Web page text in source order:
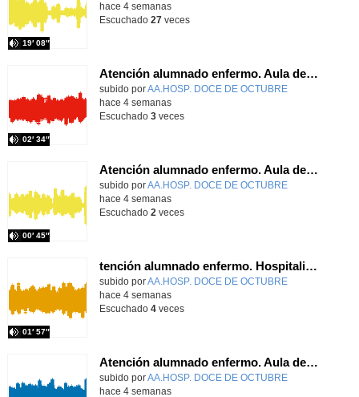
19′ 08″
hace 4 semanas
Escuchado 27veces
Atención alumnado enfermo. Aula dentro del hospital. Sara Martín Fernández.
Contenido educativo.
subido porAA.HOSP. DOCE DE OCTUBRE
02′ 34″
-
hace 4 semanas
Escuchado 3veces
Atención alumnado enfermo. Aula dentro del hospital. Rosa María Poza Hervás
Contenido educativo.
subido porAA.HOSP. DOCE DE OCTUBRE
00′ 45″
-
hace 4 semanas
Escuchado 2 veces
tención alumnado enfermo. Hospitalización Psiquiátrica. María del Carmen Sanz Segura
Contenido educativo.
subido porAA.HOSP. DOCE DE OCTUBRE
01′ 57″
-
hace 4 semanas
Escuchado 4veces
Atención alumnado enfermo. Aula dentro del hospital. Laura Gómez-Pardo Gayete
Contenido educativo.
subido porAA.HOSP. DOCE DE OCTUBRE-
hace 4 semanas